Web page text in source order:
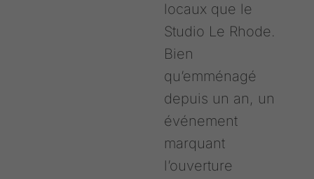
locaux que le
Studio Le Rhode.
Bien
qu’emménagé
depuis un an, un
événement
marquant
l’ouverture